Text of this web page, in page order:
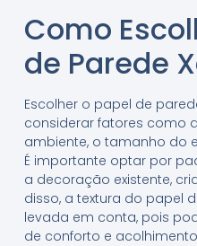
Como
de Parede
Escolher o papel de
considerar fatores como
ambiente, o tamanho do
É importante optar por
a decoração existente,
disso, a textura do papel
levada em conta, pois
de conforto e